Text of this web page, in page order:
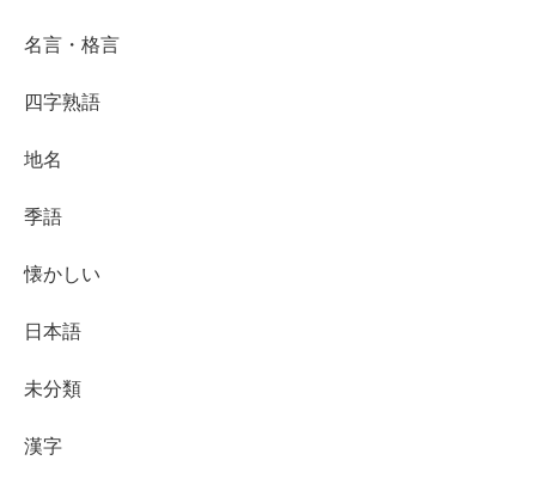
名言・格言
四字熟語
地名
季語
懐かしい
日本語
未分類
漢字